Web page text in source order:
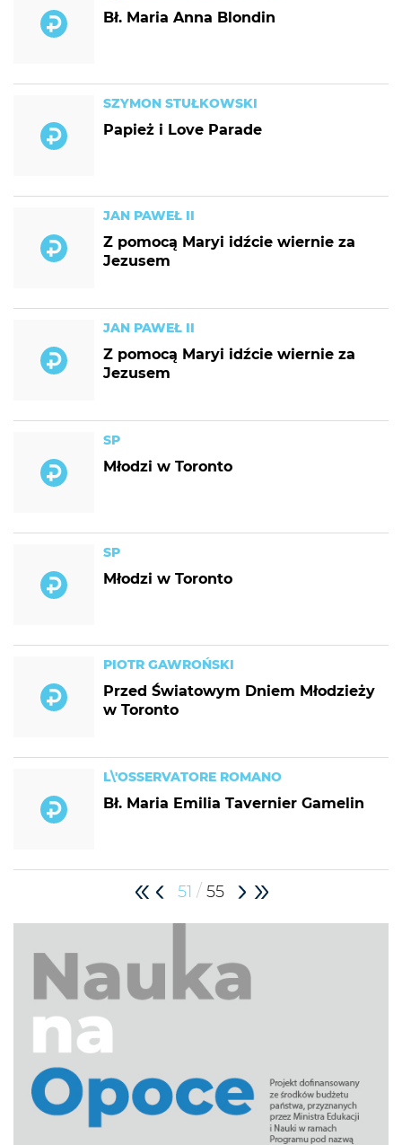
Bł. Maria Anna Blondin
SZYMON STUŁKOWSKI
Papież i Love Parade
JAN PAWEŁ II
Z pomocą Maryi idźcie wiernie za
Jezusem
JAN PAWEŁ II
Z pomocą Maryi idźcie wiernie za
Jezusem
SP
Młodzi w Toronto
SP
Młodzi w Toronto
PIOTR GAWROŃSKI
Przed Światowym Dniem Młodzieży
w Toronto
L\'OSSERVATORE ROMANO
Bł. Maria Emilia Tavernier Gamelin
51 / 55